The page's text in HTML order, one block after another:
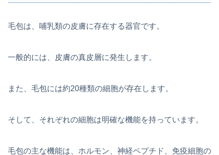
毛包は、哺乳類の皮膚に存在する器官です。
一般的には、皮膚の真皮層に発生します。
また、毛包には約20種類の細胞が存在します。
そして、それぞれの細胞は明確な機能を持っています。
毛包の主な機能は、ホルモン、神経ペプチド、免疫細胞の